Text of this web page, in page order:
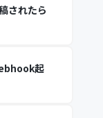
されたら
起